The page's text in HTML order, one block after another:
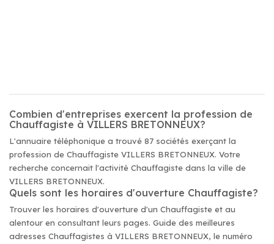
Combien d'entreprises exercent la profession de
Chauffagiste à VILLERS BRETONNEUX?
L'annuaire téléphonique a trouvé 87 sociétés exerçant la
profession de Chauffagiste VILLERS BRETONNEUX. Votre
recherche concernait l'activité Chauffagiste dans la ville de
VILLERS BRETONNEUX.
Quels sont les horaires d'ouverture Chauffagiste?
Trouver les horaires d'ouverture d'un Chauffagiste et au
alentour en consultant leurs pages. Guide des meilleures
adresses Chauffagistes à VILLERS BRETONNEUX, le numéro